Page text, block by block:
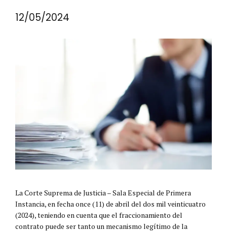
12/05/2024
La Corte Suprema de Justicia – Sala Especial de Primera
Instancia, en fecha once (11) de abril del dos mil veinticuatro
(2024), teniendo en cuenta que el fraccionamiento del
contrato puede ser tanto un mecanismo legítimo de la